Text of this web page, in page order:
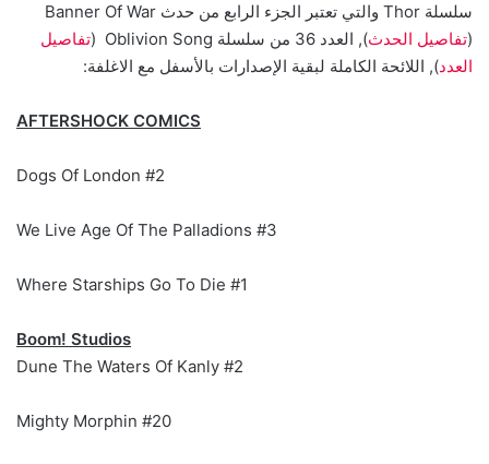
سلسلة Thor والتي تعتبر الجزء الرابع من حدث Banner Of War
(تفاصيل الحدث), العدد 36 من سلسلة Oblivion Song (
تفاصيل
العدد), اللائحة الكاملة لبقية الإصدارات بالأسفل مع الاغلفة:
AFTERSHOCK COMICS
Dogs Of London #2
We Live Age Of The Palladions #3
Where Starships Go To Die #1
Boom! Studios
Dune The Waters Of Kanly #2
Mighty Morphin #20